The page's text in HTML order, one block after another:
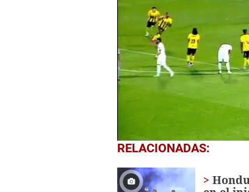
0
seconds
4
minutes,
RELACIONADAS: